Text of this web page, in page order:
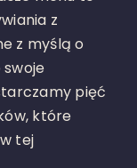
z
z myślą o
pięć
które
tej